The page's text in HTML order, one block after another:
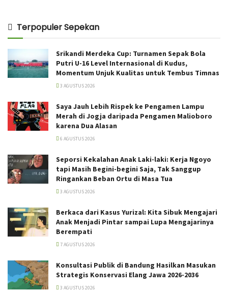
Terpopuler Sepekan
Srikandi Merdeka Cup: Turnamen Sepak Bola
Putri U-16 Level Internasional di Kudus,
Momentum Unjuk Kualitas untuk Tembus Timnas
3 AGUSTUS 2026
Saya Jauh Lebih Rispek ke Pengamen Lampu
Merah di Jogja daripada Pengamen Malioboro
karena Dua Alasan
6 AGUSTUS 2026
Seporsi Kekalahan Anak Laki-laki: Kerja Ngoyo
tapi Masih Begini-begini Saja, Tak Sanggup
Ringankan Beban Ortu di Masa Tua
3 AGUSTUS 2026
Berkaca dari Kasus Yurizal: Kita Sibuk Mengajari
Anak Menjadi Pintar sampai Lupa Mengajarinya
Berempati
7 AGUSTUS 2026
Konsultasi Publik di Bandung Hasilkan Masukan
Strategis Konservasi Elang Jawa 2026-2036
3 AGUSTUS 2026